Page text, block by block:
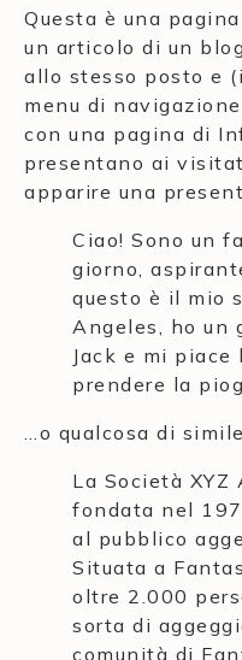
Questa è una
un articolo di un
allo stesso posto e
menu di
con una pagina di
presentano ai
apparire una
Ciao! Sono un
giorno,
questo è il mio
Angeles, ho un
Jack e mi piace
prendere la
…o qualcosa di
La Società
fondata nel
al pubblico
Situata a
oltre 2.000
sorta di
comunità di